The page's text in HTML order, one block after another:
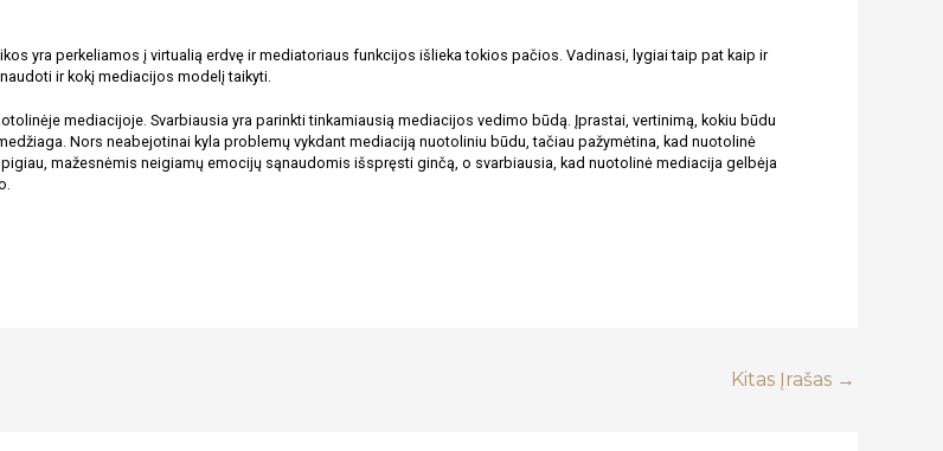
yra perkeliamos į virtualią erdvę ir mediatoriaus funkcijos išlieka tokios pačios. Vadinasi, lygiai taip pat kaip ir
ir kokį mediacijos modelį taikyti.
mediacijoje. Svarbiausia yra parinkti tinkamiausią mediacijos vedimo būdą. Įprastai, vertinimą, kokiu būdu
Nors neabejotinai kyla problemų vykdant mediaciją nuotoliniu būdu, tačiau pažymėtina, kad nuotolinė
mažesnėmis neigiamų emocijų sąnaudomis išspręsti ginčą, o svarbiausia, kad nuotolinė mediacija gelbėja
Kitas Įrašas →